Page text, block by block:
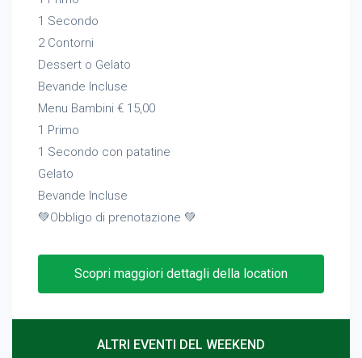
1 Secondo
2 Contorni
Dessert o Gelato
Bevande Incluse
Menu Bambini € 15,00
1 Primo
1 Secondo con patatine
Gelato
Bevande Incluse
💚Obbligo di prenotazione 💚
Scopri maggiori dettagli della location
ALTRI EVENTI DEL WEEKEND